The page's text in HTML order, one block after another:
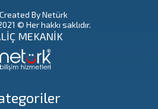
By Netürk
© Her hakkı saklıdır.
MEKANİK